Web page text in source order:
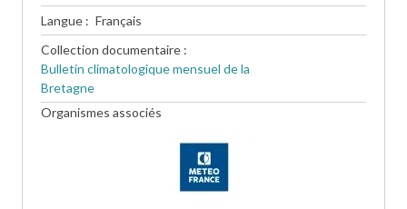
Langue
Français
Collection documentaire
Bulletin climatologique mensuel de la
Bretagne
Organismes associés